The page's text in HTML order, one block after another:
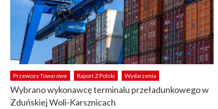
Przewozy Towarowe Raport Z Polski Wydarzenia
Wybrano wykonawcę terminalu przeładunkowego w
Zduńskiej Woli-Karsznicach